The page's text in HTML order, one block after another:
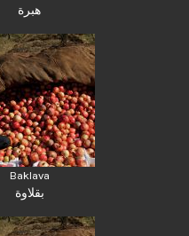
هبرة
Baklava
بقلاوة